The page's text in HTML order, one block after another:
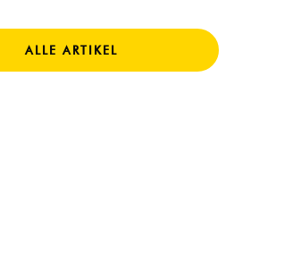
ALLE ARTIKEL